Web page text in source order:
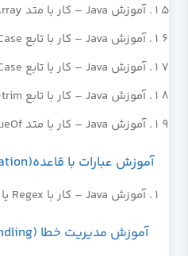
آموزش Java – کار با متد toCharArray() در Java
آموزش Java – کار با تابع toLowerCase() در Java
آموزش Java – کار با تابع toUpperCase() در Java
آموزش Java – کار با تابع trim() در Java
آموزش Java – کار با متد valueOf() در Java
آموزش عبارات با قاعده(Regular Experation) در Java
آموزش Java – کار با Regex یا عبارات باقاعده در Java
آموزش مدیریت خطا (Exception Handling) در Java